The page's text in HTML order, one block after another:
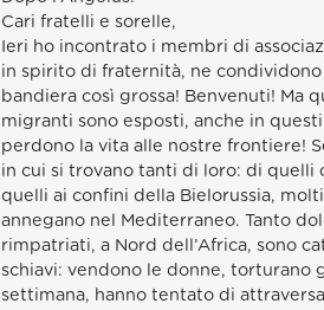
Cari fratelli e sorelle,
Ieri ho incontrato i membri di
in spirito di fraternità, ne
bandiera così grossa! Benvenuti! Ma
migranti sono esposti, anche in
perdono la vita alle nostre frontiere!
in cui si trovano tanti di loro: di quelli
quelli ai confini della Bielorussia,
annegano nel Mediterraneo. Tanto
rimpatriati, a Nord dell’Africa, sono
schiavi: vendono le donne, torturano
settimana, hanno tentato di